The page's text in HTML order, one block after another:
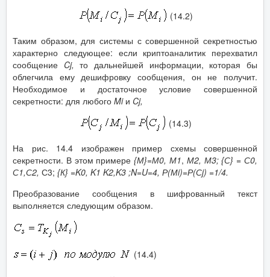
(14.2)
Таким образом, для системы с совершенной секретностью
характерно следующее: если криптоаналитик перехватил
сообщение Cj,то дальнейшей информации, которая бы
облегчила ему дешифровку сообщения, он не получит.
Необходимое и достаточное условие совершенной
секретности: для любого Miи Cj,
(14.3)
На рис. 14.4 изображен пример схемы совершенной
секретности. В этом примере{М}=М0, М1, М2, М3; {С} =С0,
С1,С2, С3; {К} =K0, K1 K2,K3 ;N=U=4, Р(Мi)=Р(Сj) =1/4.
Преобразование сообщения в шифрованный текст
выполняется следующим образом.
(14.4)